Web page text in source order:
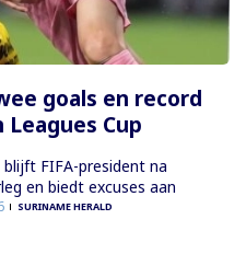
goals en record
Cup
FIFA-president na
en biedt excuses aan
SURINAME HERALD